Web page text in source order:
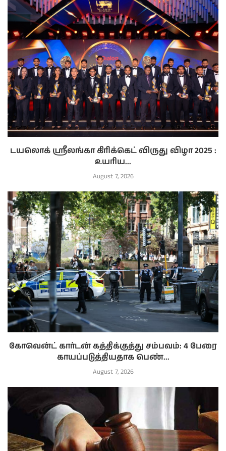
டயலொக் ஸ்ரீலங்கா கிரிக்கெட் விருது விழா 2025 :
உயரிய...
August 7, 2026
கோவென்ட் கார்டன் கத்திக்குத்து சம்பவம்: 4 பேரை
காயப்படுத்தியதாக பெண்...
August 7, 2026